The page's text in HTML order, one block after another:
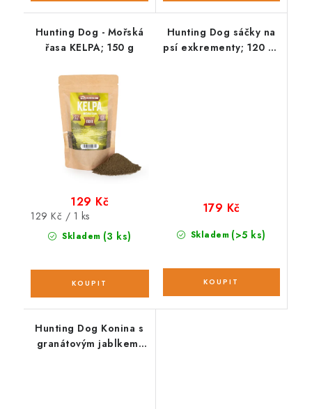
Hunting Dog - Mořská
řasa KELPA; 150 g
Skladem (3 ks)
129 Kč
Měrná
cena:
129 Kč / 1 ks
Hunting Dog sáčky na
psí exkrementy; 120 ks
Skladem (>5 ks)
179 Kč
Hunting Dog Konina s
granátovým jablkem;